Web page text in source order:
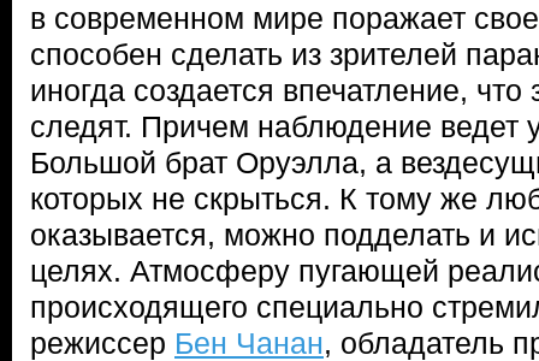
в современном мире поражает
способен сделать из зрителей
иногда создается впечатление,
следят. Причем наблюдение ведет
Большой брат Оруэлла, а
которых не скрыться. К тому же
оказывается, можно подделать и
целях. Атмосферу пугающей
происходящего специально
режиссер Бен Чанан, обладатель